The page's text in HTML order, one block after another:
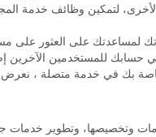
لتمكين وظائف خدمة
لمساعدتك على العثور على
حسابك للمستخدمين
بك في خدمة متصلة ،
وتخصيصها، وتطوير خدمات